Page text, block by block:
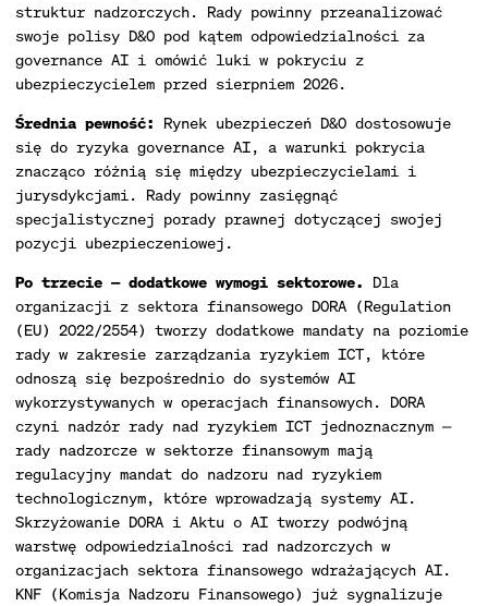
struktur nadzorczych. Rady powinny przeanalizować
swoje polisy D&O pod kątem odpowiedzialności za
governance AI i omówić luki w pokryciu z
ubezpieczycielem przed sierpniem 2026.
Średnia pewność: Rynek ubezpieczeń D&O dostosowuje
się do ryzyka governance AI, a warunki pokrycia
znacząco różnią się między ubezpieczycielami i
jurysdykcjami. Rady powinny zasięgnąć
specjalistycznej porady prawnej dotyczącej swojej
pozycji ubezpieczeniowej.
Po trzecie — dodatkowe wymogi sektorowe. Dla
organizacji z sektora finansowego DORA (Regulation
(EU) 2022/2554) tworzy dodatkowe mandaty na poziomie
rady w zakresie zarządzania ryzykiem ICT, które
odnoszą się bezpośrednio do systemów AI
wykorzystywanych w operacjach finansowych. DORA
czyni nadzór rady nad ryzykiem ICT jednoznacznym —
rady nadzorcze w sektorze finansowym mają
regulacyjny mandat do nadzoru nad ryzykiem
technologicznym, które wprowadzają systemy AI.
Skrzyżowanie DORA i Aktu o AI tworzy podwójną
warstwę odpowiedzialności rad nadzorczych w
organizacjach sektora finansowego wdrażających AI.
KNF (Komisja Nadzoru Finansowego) już sygnalizuje